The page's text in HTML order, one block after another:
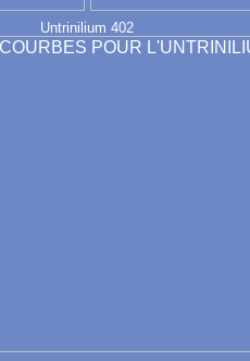
Untrinilium 402